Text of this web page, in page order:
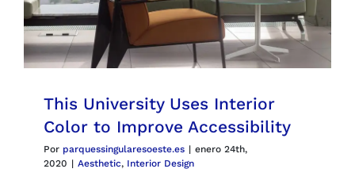
This University Uses Interior
Color to Improve Accessibility
Por parquessingularesoeste.es | enero 24th,
2020 | Aesthetic, Interior Design